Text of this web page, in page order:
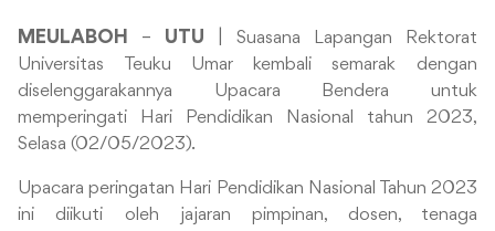
MEULABOH – UTU
Suasana Lapangan Rektorat
Universitas Teuku Umar kembali semarak dengan
diselenggarakannya Upacara Bendera untuk
memperingati Hari Pendidikan Nasional tahun 2023,
Selasa (02/05/2023).
Upacara peringatan Hari Pendidikan Nasional Tahun 2023
ini diikuti oleh jajaran pimpinan, dosen, tenaga